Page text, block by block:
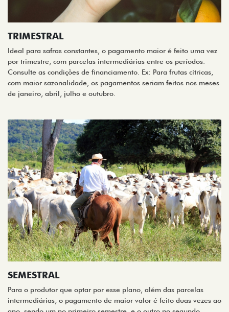
TRIMESTRAL
Ideal para safras constantes, o pagamento maior é feito uma vez
por trimestre, com parcelas intermediárias entre os períodos.
Consulte as condições de financiamento. Ex: Para frutas cítricas,
com maior sazonalidade, os pagamentos seriam feitos nos meses
de janeiro, abril, julho e outubro.
SEMESTRAL
Para o produtor que optar por esse plano, além das parcelas
intermediárias, o pagamento de maior valor é feito duas vezes ao